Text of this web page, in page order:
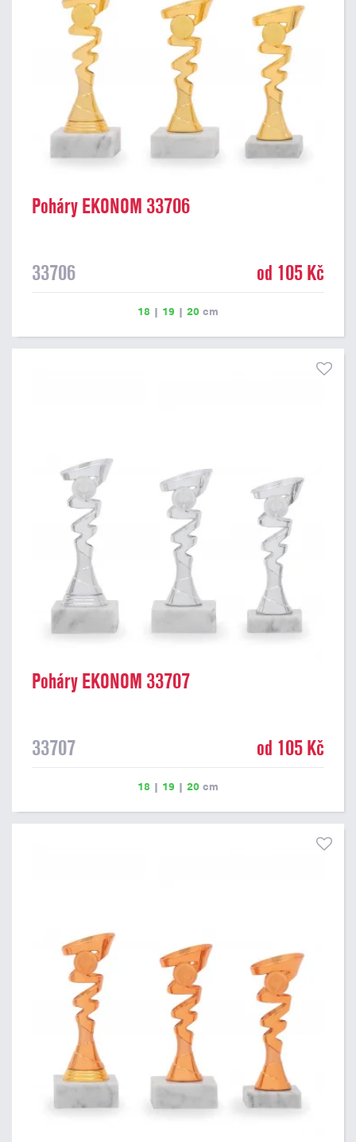
Poháry EKONOM 33706
33706 od 105 Kč
18 | 19 | 20 cm
Poháry EKONOM 33707
33707 od 105 Kč
18 | 19 | 20 cm